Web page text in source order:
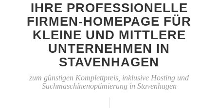
IHRE PROFESSIONELLE
FIRMEN-HOMEPAGE FÜR
KLEINE UND MITTLERE
UNTERNEHMEN IN
STAVENHAGEN
zum günstigen Komplettpreis, inklusive Hosting und
Suchmaschinenoptimierung in Stavenhagen